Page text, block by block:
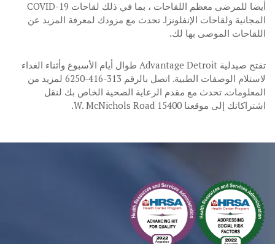
أيضا للمرضى معظم اللقاحات ، بما في ذلك لقاحات COVID-19
المجانية ولقاحات الإنفلونزا. تحدث مع مزودك لمعرفة المزيد عن
اللقاحات الموصى بها لك.
تفتح صيدلية Advantage Detroit طوال أيام الأسبوع وأثناء الغداء
لاستلام الوصفات الطبية. اتصل بالرقم 313-416-6250 لمزيد من
المعلومات. تحدث مع مقدم الرعاية الصحية الخاص بك لنقل
اشتراكاتك إلى موقعنا 15400 W. McNichols Road.